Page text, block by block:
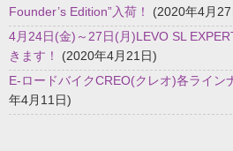
Founder’s Edition”入荷！
(2020年4月27
4月24日(金)～27日(月)LEVO SL
きます！
(2020年4月21日)
E-ロードバイクCREO(クレオ)各ライン
年4月11日)